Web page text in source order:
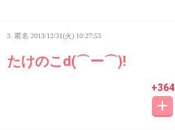
3. 匿名 2013/12/31(火) 10:27:53
たけのこd(⌒ー⌒)!
+364